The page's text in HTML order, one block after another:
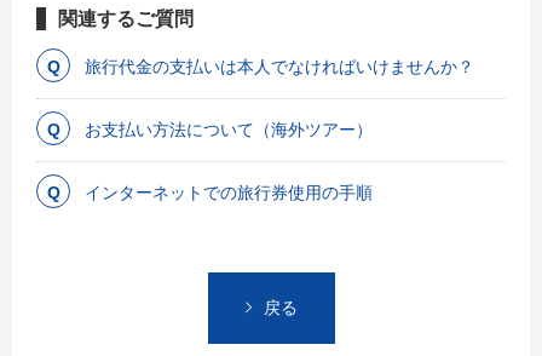
関連するご質問
旅行代金の支払いは本人でなければいけませんか？
お支払い方法について（海外ツアー）
インターネットでの旅行券使用の手順
戻る